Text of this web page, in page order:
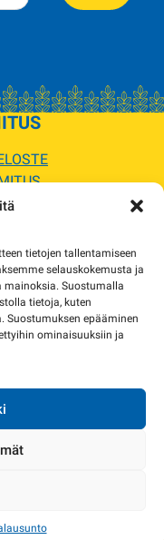
tietojen tallentamiseen
selauskokemusta ja
Suostumalla
tietoja, kuten
epääminen
ominaisuuksiin ja
tuotteista.
pidätetään